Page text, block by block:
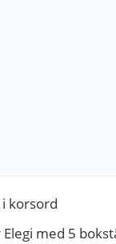
i korsord
med 5